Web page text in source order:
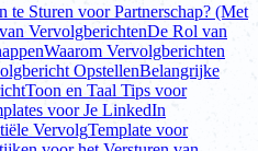
Sturen voor Partnerschap? (Met
VervolgberichtenDe Rol van
Waarom Vervolgberichten
OpstellenBelangrijke
Toon en Taal Tips voor
voor Je LinkedIn
VervolgTemplate voor